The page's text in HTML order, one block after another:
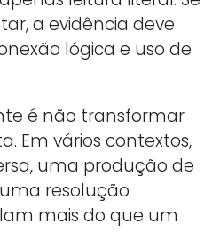
a evidência deve
lógica e uso de
é não transformar
Em vários contextos,
uma produção de
resolução
mais do que um